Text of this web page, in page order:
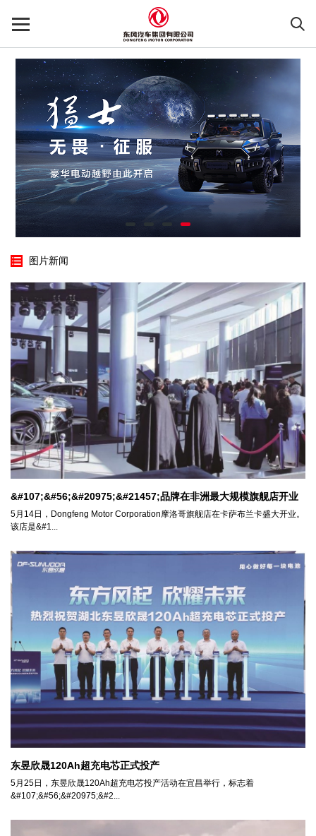
图片新闻
&#107;&#56;&#20975;&#21457;品牌在非洲最大规模旗舰店开业
5月14日，Dongfeng Motor Corporation摩洛哥旗舰店在卡萨布兰卡盛大开业。
该店是&#1...
​东昱欣晟120Ah超充电芯正式投产
5月25日，东昱欣晟120Ah超充电芯投产活动在宜昌举行，标志着
&#107;&#56;&#20975;&#2...